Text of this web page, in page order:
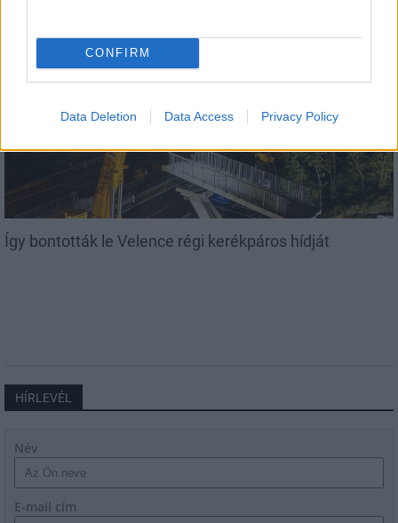
CONFIRM
Data Deletion Data Access Privacy Policy
Így bontották le Velence régi kerékpáros hídját
HÍRLEVÉL
Név
E-mail cím